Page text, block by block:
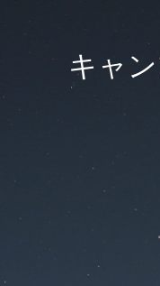
キャ